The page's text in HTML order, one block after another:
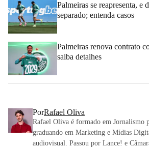
Palmeiras se reapresenta, e
separado; entenda casos
Palmeiras renova contrato
saiba detalhes
PorRafael Oliva
Rafael Oliva é formado em Jornalismo
graduando em Marketing e Mídias
audiovisual. Passou por Lance! e